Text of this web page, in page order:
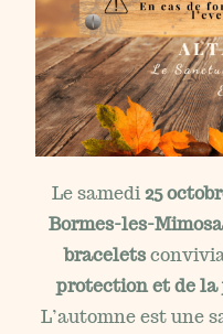
Le samedi25
Bormes-les-
bracelets
protection et de
L’automne est une